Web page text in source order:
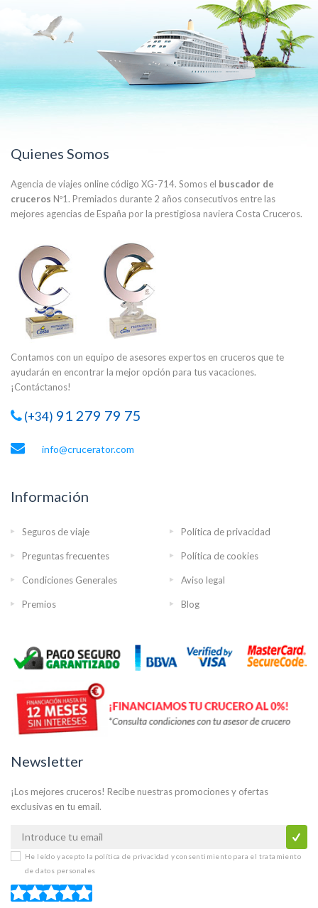
Quienes Somos
Agencia de viajes online código XG-714. Somos el buscador de
cruceros Nº1. Premiados durante 2 años consecutivos entre las
mejores agencias de España por la prestigiosa naviera Costa Cruceros.
Contamos con un equipo de asesores expertos en cruceros que te
ayudarán en encontrar la mejor opción para tus vacaciones.
¡Contáctanos!
(+34) 91 279 79 75
info@crucerator.com
Información
Seguros de viaje Política de privacidad
Preguntas frecuentes Política de cookies
Condiciones Generales Aviso legal
Premios Blog
Newsletter
¡Los mejores cruceros! Recibe nuestras promociones y ofertas
exclusivas en tu email.
He leído y acepto la política de privacidad y consentimiento para el tratamiento
de datos personales